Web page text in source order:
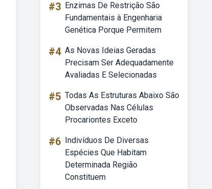
#3 Enzimas De Restrição São
Fundamentais à Engenharia
Genética Porque Permitem
#4 As Novas Ideias Geradas
Precisam Ser Adequadamente
Avaliadas E Selecionadas
#5 Todas As Estruturas Abaixo São
Observadas Nas Células
Procariontes Exceto
#6 Indivíduos De Diversas
Espécies Que Habitam
Determinada Região
Constituem